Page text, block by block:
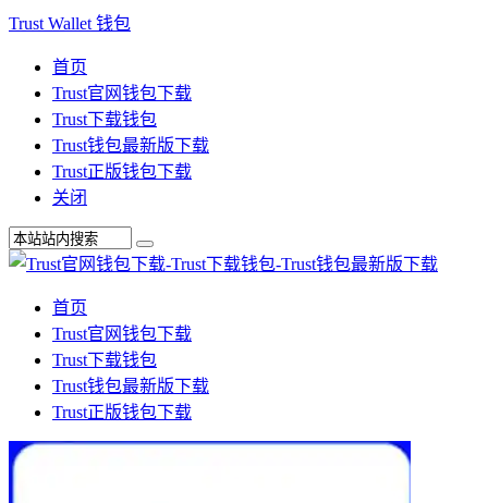
Trust Wallet 钱包
首页
Trust官网钱包下载
Trust下载钱包
Trust钱包最新版下载
Trust正版钱包下载
关闭
首页
Trust官网钱包下载
Trust下载钱包
Trust钱包最新版下载
Trust正版钱包下载